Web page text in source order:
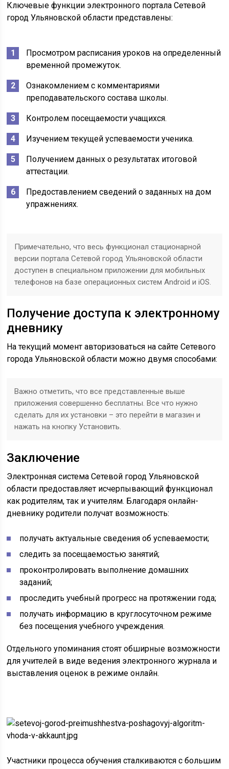
Ключевые функции электронного портала Сетевой
город Ульяновской области представлены:
Просмотром расписания уроков на определенный
временной промежуток.
Ознакомлением с комментариями
преподавательского состава школы.
Контролем посещаемости учащихся.
Изучением текущей успеваемости ученика.
Получением данных о результатах итоговой
аттестации.
Предоставлением сведений о заданных на дом
упражнениях.
Примечательно, что весь функционал стационарной
версии портала Сетевой город Ульяновской области
доступен в специальном приложении для мобильных
телефонов на базе операционных систем Android и iOS.
Получение доступа к электронному
дневнику
На текущий момент авторизоваться на сайте Сетевого
города Ульяновской области можно двумя способами:
Важно отметить, что все представленные выше
приложения совершенно бесплатны. Все что нужно
сделать для их установки – это перейти в магазин и
нажать на кнопку Установить.
Заключение
Электронная система Сетевой город Ульяновской
области предоставляет исчерпывающий функционал
как родителям, так и учителям. Благодаря онлайн-
дневнику родители получат возможность:
получать актуальные сведения об успеваемости;
следить за посещаемостью занятий;
проконтролировать выполнение домашних
заданий;
проследить учебный прогресс на протяжении года;
получать информацию в круглосуточном режиме
без посещения учебного учреждения.
Отдельного упоминания стоят обширные возможности
для учителей в виде ведения электронного журнала и
выставления оценок в режиме онлайн.
Участники процесса обучения сталкиваются с большим